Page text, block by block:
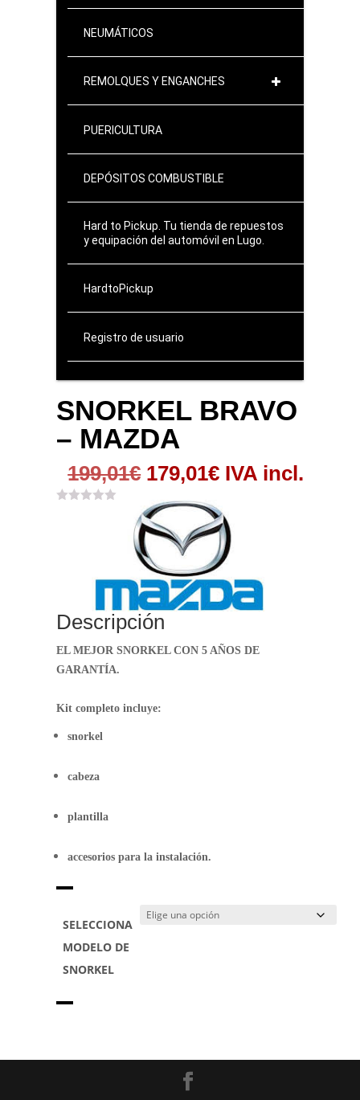
NEUMÁTICOS
REMOLQUES Y ENGANCHES
PUERICULTURA
DEPÓSITOS COMBUSTIBLE
Hard to Pickup. Tu tienda de repuestos
y equipación del automóvil en Lugo.
HardtoPickup
Registro de usuario
SNORKEL BRAVO
– MAZDA
199,01€ El
precio
original
era:
199,01€.
179,01€El
actual
es:
179,01€.
IVA incl.
Descripción
EL MEJOR SNORKEL CON 5 AÑOS DE
GARANTÍA.
Kit completo incluye:
snorkel
cabeza
plantilla
accesorios para la instalación.
SELECCIONA
MODELO DE
SNORKEL